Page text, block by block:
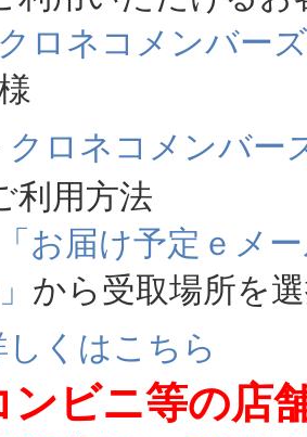
クロネコメンバーズ
クロネコメンバー
用方法
「お届け予定ｅメ
から受取場所を
しくはこちら
ビニ等の店